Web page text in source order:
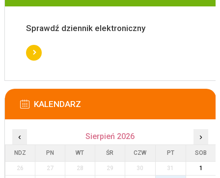
Sprawdź dziennik elektroniczny
KALENDARZ
‹ Sierpień 2026 ›
NDZ PN WT ŚR CZW PT SOB
26 27 28 29 30 31
1